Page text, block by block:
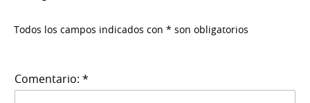
Todos los campos indicados con * son obligatorios
Comentario: *